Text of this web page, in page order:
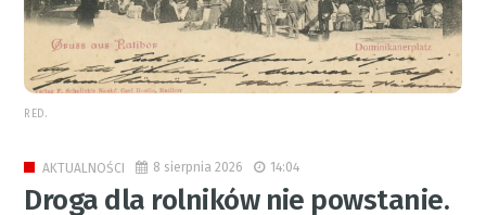
RED.
AKTUALNOŚCI 8 sierpnia 2026 14:04
Droga dla rolników nie powstanie.